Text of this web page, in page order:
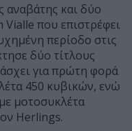
αναβάτης και δύο
που επιστρέφει
περίοδο στις
δύο τίτλους
για πρώτη φορά
450 κυβικών, ενώ
μοτοσυκλέτα
Herlings.